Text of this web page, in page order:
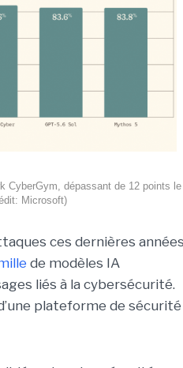
CyberGym, dépassant de 12 points le
Microsoft)
ces dernières
de modèles IA
liés à la cybersécurité.
plateforme de sécurité